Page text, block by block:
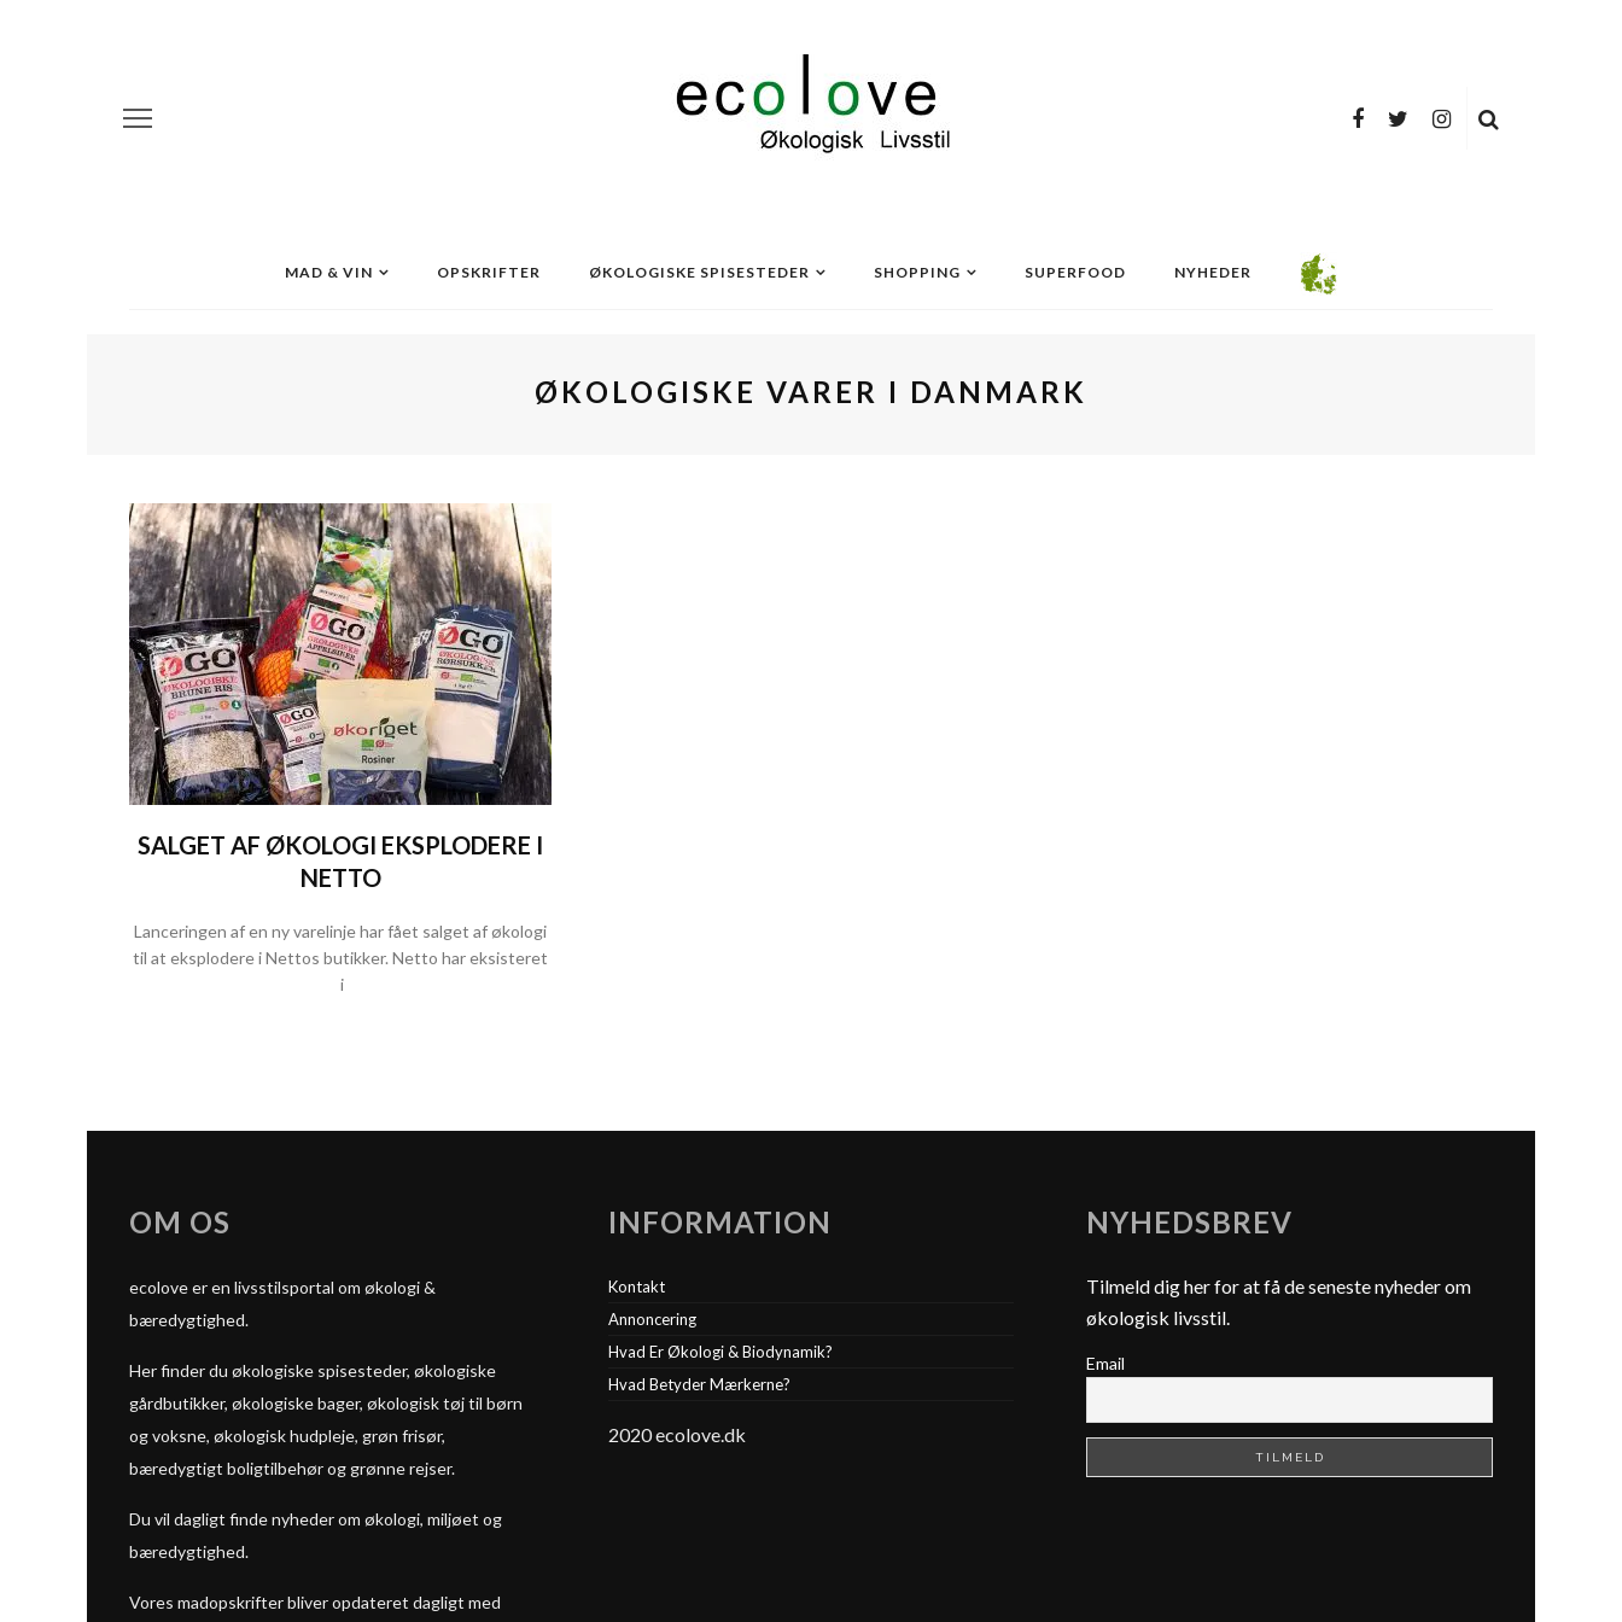
MAD & VIN OPSKRIFTER ØKOLOGISKE SPISESTEDER SHOPPING SUPERFOOD NYHEDER
ØKOLOGISKE VARER I DANMARK
SALGET AF ØKOLOGI EKSPLODERE I
NETTO
Lanceringen af en ny varelinje har fået salget af økologi
til at eksplodere i Nettos butikker. Netto har eksisteret
i
OM OS
ecolove er en livsstilsportal om økologi &
bæredygtighed.
Her finder du økologiske spisesteder, økologiske
gårdbutikker, økologiske bager, økologisk tøj til børn
og voksne, økologisk hudpleje, grøn frisør,
bæredygtigt boligtilbehør og grønne rejser.
Du vil dagligt finde nyheder om økologi, miljøet og
bæredygtighed.
Vores madopskrifter bliver opdateret dagligt med
INFORMATION
Kontakt
Annoncering
Hvad Er Økologi & Biodynamik?
Hvad Betyder Mærkerne?
2020 ecolove.dk
NYHEDSBREV
Tilmeld dig her for at få de seneste nyheder om
økologisk livsstil.
Email